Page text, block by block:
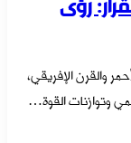
رؤى
والقرن الإفريقي،
وتوازنات القوة…